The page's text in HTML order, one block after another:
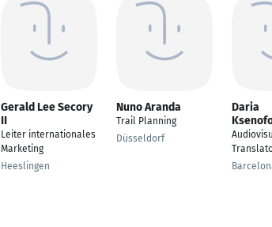
Gerald Lee Secory
II
Leiter internationales
Marketing
Heeslingen
Nuno Aranda
Trail Planning
Düsseldorf
Daria